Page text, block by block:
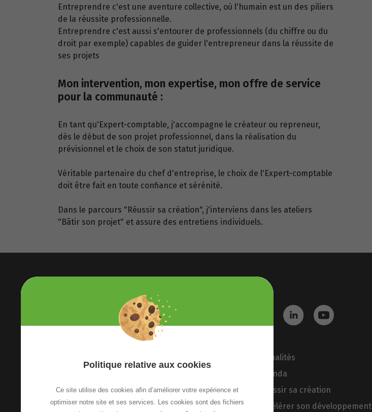
Entreprendre c'est une aventure collective, où l'humain est un des piliers
de la réussite professionnelle.
Entreprendre c'est aussi s'entourer de professionnels (du chiffre ou du
droit par exemple) capables de guider l'entrepreneur dans la réussite de
ses projets
Mon intervention, mon expertise, mon offre de service
pour la communauté :
En tant qu'Expert-comptable, j'accompagne le créateur ou repreneur,
dès le début de son projet professionnel, dans la réalisation du
prévisionnel et le choix de son statut juridique.
Véritable partenaire du chef d'entreprise, le choix de l'Expert-comptable
doit être fait en toute confiance et sérénité.
Dans le parcours "Réussir sa création", j'interviens dans les ateliers
"Bâtir son projet" et assure des entretiens individuels.
Etoile Annemasse Genève
74100 Annemasse, France
Voir le plan d'accès
Actualités
Agenda
Réussir sa création
Accélérer son développement
Politique relative aux cookies
Ce site utilise des cookies afin d’améliorer votre expérience et
optimiser notre site et ses services. Les cookies sont des fichiers